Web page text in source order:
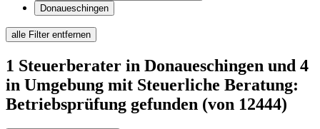
Donaueschingen
alle Filter entfernen
1 Steuerberater in Donaueschingen und 4
in Umgebung mit Steuerliche Beratung:
Betriebsprüfung gefunden (von 12444)